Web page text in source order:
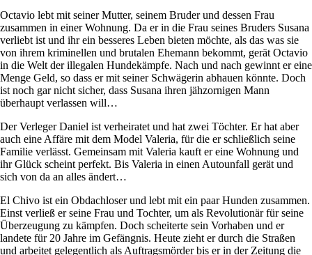
Octavio lebt mit seiner Mutter, seinem Bruder und dessen Frau
zusammen in einer Wohnung. Da er in die Frau seines Bruders Susana
verliebt ist und ihr ein besseres Leben bieten möchte, als das was sie
von ihrem kriminellen und brutalen Ehemann bekommt, gerät Octavio
in die Welt der illegalen Hundekämpfe. Nach und nach gewinnt er eine
Menge Geld, so dass er mit seiner Schwägerin abhauen könnte. Doch
ist noch gar nicht sicher, dass Susana ihren jähzornigen Mann
überhaupt verlassen will…
Der Verleger Daniel ist verheiratet und hat zwei Töchter. Er hat aber
auch eine Affäre mit dem Model Valeria, für die er schließlich seine
Familie verlässt. Gemeinsam mit Valeria kauft er eine Wohnung und
ihr Glück scheint perfekt. Bis Valeria in einen Autounfall gerät und
sich von da an alles ändert…
El Chivo ist ein Obdachloser und lebt mit ein paar Hunden zusammen.
Einst verließ er seine Frau und Tochter, um als Revolutionär für seine
Überzeugung zu kämpfen. Doch scheiterte sein Vorhaben und er
landete für 20 Jahre im Gefängnis. Heute zieht er durch die Straßen
und arbeitet gelegentlich als Auftragsmörder bis er in der Zeitung die